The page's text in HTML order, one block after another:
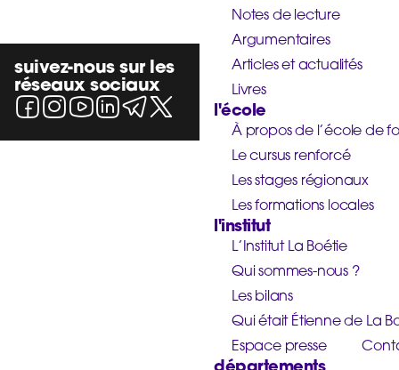
suivez-nous sur les
réseaux sociaux
Notes de lecture
Argumentaires
Articles et actualités
Livres
l'école
À propos de l’école de
Le cursus renforcé
Les stages régionaux
Les formations locales
l'institut
L’Institut La Boétie
Qui sommes-nous ?
Les bilans
Qui était Étienne de La
Espace presse